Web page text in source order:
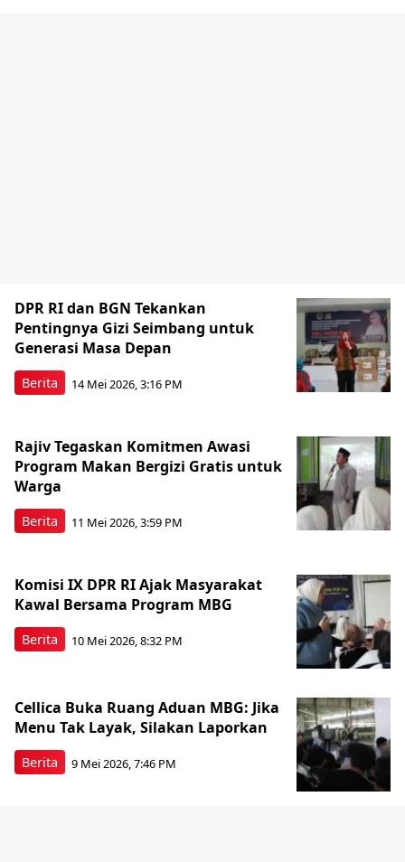
Berita
DPR RI dan BGN Tekankan
Pentingnya Gizi Seimbang untuk
Generasi Masa Depan
14 Mei 2026, 3:16 PM
Berita
Rajiv Tegaskan Komitmen Awasi
Program Makan Bergizi Gratis untuk
Warga
11 Mei 2026, 3:59 PM
Berita
Komisi IX DPR RI Ajak Masyarakat
Kawal Bersama Program MBG
10 Mei 2026, 8:32 PM
Berita
Cellica Buka Ruang Aduan MBG: Jika
Menu Tak Layak, Silakan Laporkan
9 Mei 2026, 7:46 PM